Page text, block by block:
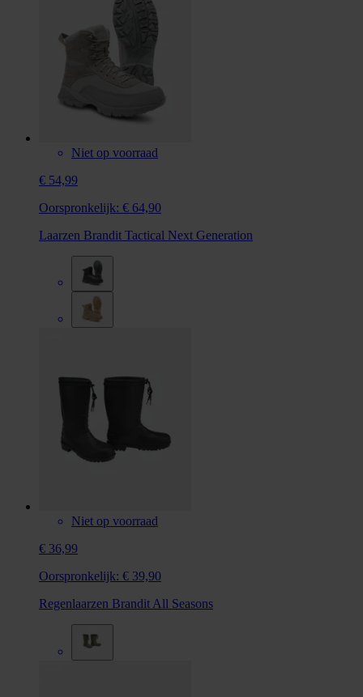
Niet op voorraad
€ 54,99
Oorspronkelijk: € 64,90
Laarzen Brandit Tactical Next Generation
Niet op voorraad
€ 36,99
Oorspronkelijk: € 39,90
Regenlaarzen Brandit All Seasons